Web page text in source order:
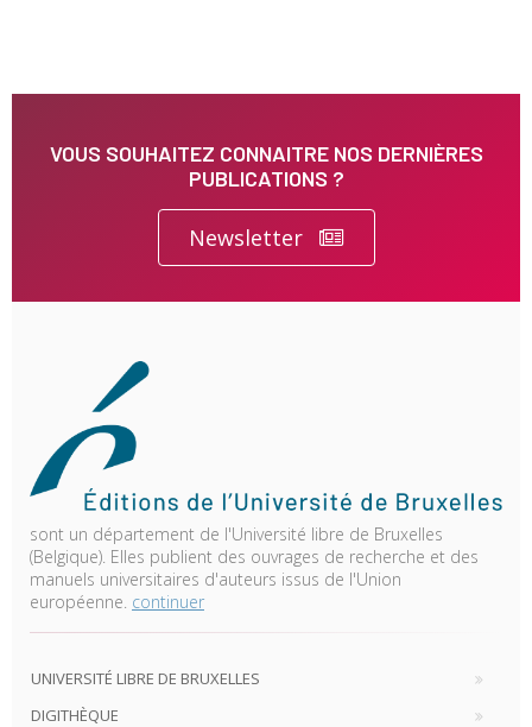
VOUS SOUHAITEZ CONNAITRE NOS DERNIÈRES
PUBLICATIONS ?
Newsletter
sont un département de l'Université libre de Bruxelles
(Belgique). Elles publient des ouvrages de recherche et des
manuels universitaires d'auteurs issus de l'Union
européenne. continuer
UNIVERSITÉ LIBRE DE BRUXELLES
DIGITHÈQUE